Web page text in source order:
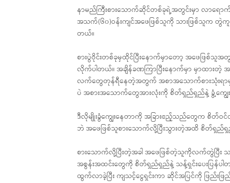
နာမည်ကြီးစားသောက်ဆိုင်တစ်ခုရဲ့အတွင်းမှာ လာရော
အသက်(၆၀)ဝန်းကျင်အဖေဖြစ်သူကို သားဖြစ်သူက တွဲကူ
တယ်။
စားပွဲဝိုင်းတစ်ခုမှထိုင်ပြီးနောက်မှာတော့ အဖေဖြ
လိုက်ပါတယ်။ အချိန်ခဏကြာပြီးနောက်မှာ မှာထား
လက်တွေတုန်ရီနေတဲ့အတွက် အစာအသောက်စားသုံးရာမှာ
ပဲ အစားအသောက်တွေအားလုံးကို စိတ်ရှည်ရှည်နဲ့ ခွံ့ကျွေး
ဒီလိုမျိုးခွံကျွေးနေတာကို အခြားဧည့်သည်တွေက စိတ်ဝ
ဘဲ အဖေဖြစ်သူစားသောက်လို့ပြီးသွားတဲ့အထိ စိတ်ရှည်
စားသောက်လို့ပြီးတဲ့အခါ အဖေဖြစ်တဲ့သူကိုလက်တွဲပြီး
အစွန်းအထင်းတွေကို စိတ်ရှည်ရှည်နဲ့ သန့်ရှင်းပေးပြန်ပ
ထွက်လာခဲ့ပြီး ကျသင့်ငွေရှင်းကာ ဆိုင်အပြင်ကို ဖြည်း